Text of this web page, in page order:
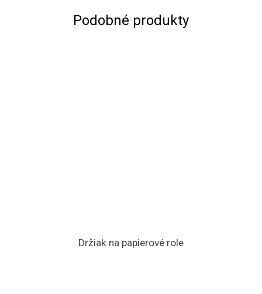
Podobné produkty
Držiak na papierové role